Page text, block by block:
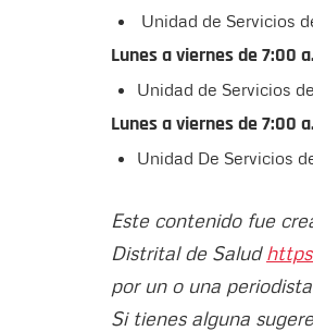
Unidad de Servicios
Lunes a viernes de 7:00
Unidad de Servicios
Lunes a viernes de 7:00
Unidad De Servicios
Este contenido fue
Distrital de Salud
por un o una
Si tienes alguna